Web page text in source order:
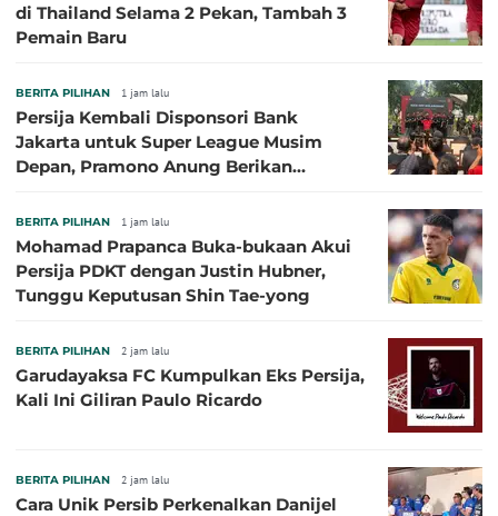
di Thailand Selama 2 Pekan, Tambah 3
Pemain Baru
BERITA PILIHAN 1 jam lalu
Persija Kembali Disponsori Bank
Jakarta untuk Super League Musim
Depan, Pramono Anung Berikan
BERITA PILIHAN 1 jam lalu
Mohamad Prapanca Buka-bukaan Akui
Persija PDKT dengan Justin Hubner,
Tunggu Keputusan Shin Tae-yong
BERITA PILIHAN 2 jam lalu
Garudayaksa FC Kumpulkan Eks Persija,
Kali Ini Giliran Paulo Ricardo
BERITA PILIHAN 2 jam lalu
Cara Unik Persib Perkenalkan Danijel